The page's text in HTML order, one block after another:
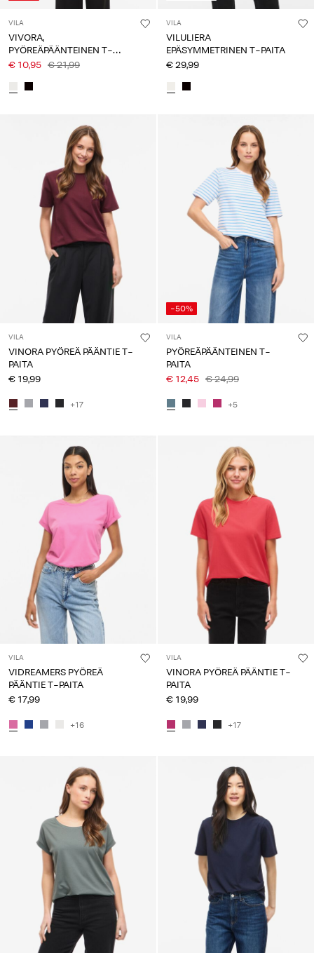
VILA
VIVORA,
PYÖREÄPÄÄNTEINEN T-
PAITA
€ 10,95 € 21,99
VILA
VILULIERA
EPÄSYMMETRINEN T-PAITA
€ 29,99
VILA
VINORA PYÖREÄ PÄÄNTIE T-
PAITA
€ 19,99
+17
-50%
VILA
PYÖREÄPÄÄNTEINEN T-
PAITA
€ 12,45 € 24,99
+5
VILA
VIDREAMERS PYÖREÄ
PÄÄNTIE T-PAITA
€ 17,99
+16
VILA
VINORA PYÖREÄ PÄÄNTIE T-
PAITA
€ 19,99
+17